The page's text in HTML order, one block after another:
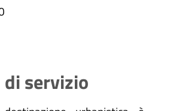
servizio